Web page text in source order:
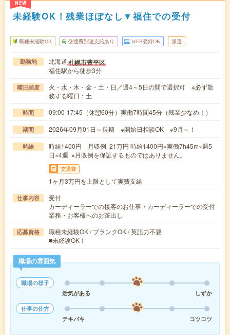
NEW
未経験OK！残業ほぼなし▼福住での受付
職種未経験OK 交通費別途支給あり WEB登録OK 派遣
勤務地 北海道札幌市豊平区
福住駅から徒歩3分
曜日頻度
火・水・木・金・土・日／週4～5日の間で選択可 ※必ず勤
務する曜日：土
時間 09:00-17:45（休憩60分）実働7時間45分（残業少なめ！）
期間 2026年09月01日～長期 ※開始日相談OK ※9月～！
時給
時給1400円 月収例 21万円 時給1400円×実働7h45m×週5
日×4週 ※月収例を保証するものではありません。
交通費
1ヶ月3万円を上限として実費支給
仕事内容
受付
カーディーラーでの接客のお仕事・カーディーラーでの受付
業務・お客様へのお茶出し
応募資格
職種未経験OK / ブランクOK / 英語力不要
■未経験OK！
職場の雰囲気
職場の様子
活気がある
しずか
仕事の仕方
テキパキ
コツコツ